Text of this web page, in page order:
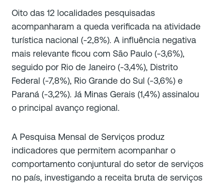
Oito das 12 localidades pesquisadas
acompanharam a queda verificada na atividade
turística nacional (-2,8%). A influência negativa
mais relevante ficou com São Paulo (-3,6%),
seguido por Rio de Janeiro (-3,4%), Distrito
Federal (-7,8%), Rio Grande do Sul (-3,6%) e
Paraná (-3,2%). Já Minas Gerais (1,4%) assinalou
o principal avanço regional.
A Pesquisa Mensal de Serviços produz
indicadores que permitem acompanhar o
comportamento conjuntural do setor de serviços
no país, investigando a receita bruta de serviços